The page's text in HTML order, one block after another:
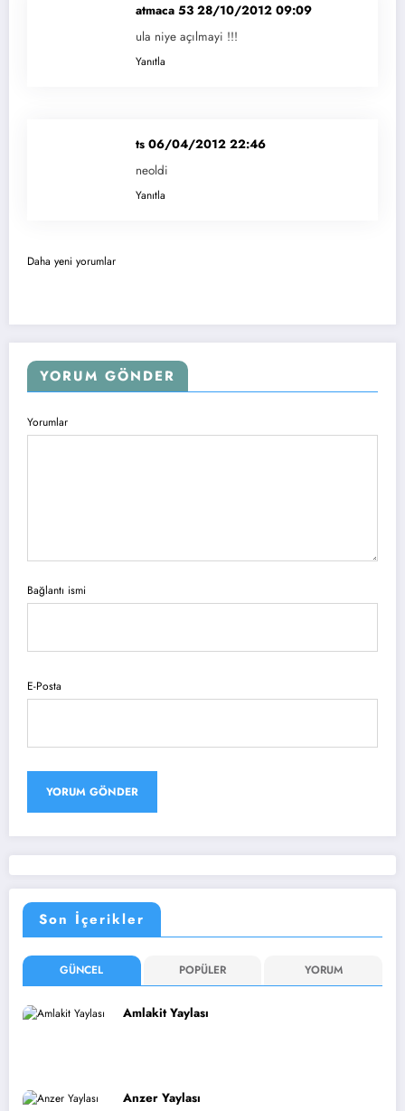
atmaca 53 28/10/2012 09:09
ula niye açılmayi !!!
Yanıtla
ts 06/04/2012 22:46
neoldi
Yanıtla
Yorum
Daha yeni yorumlar
YORUM GÖNDER
Yorumlar
Bağlantı ismi
E-Posta
Son İçerikler
GÜNCEL POPÜLER YORUM
Amlakit Yaylası
Anzer Yaylası